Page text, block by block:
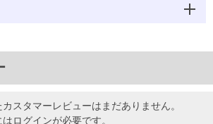
スタマーレビューはまだありません。
はログインが必要です。